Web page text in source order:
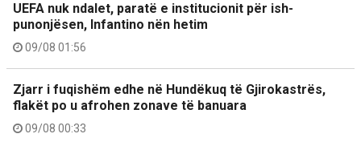
UEFA nuk ndalet, paratë e institucionit për ish-
punonjësen, Infantino nën hetim
09/08 01:56
Zjarr i fuqishëm edhe në Hundëkuq të Gjirokastrës,
flakët po u afrohen zonave të banuara
09/08 00:33